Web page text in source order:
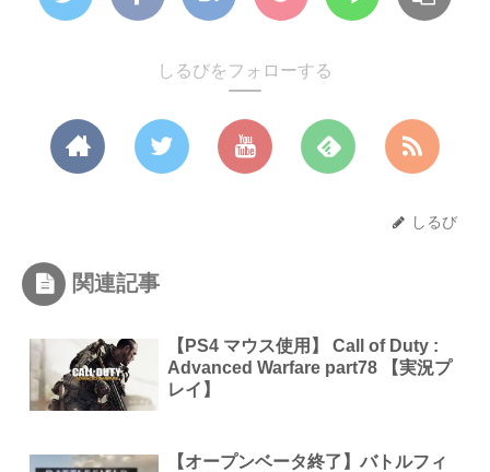
しるびをフォローする
しるび
関連記事
【PS4 マウス使用】 Call of Duty :
Advanced Warfare part78 【実況プ
レイ】
【オープンベータ終了】バトルフィ